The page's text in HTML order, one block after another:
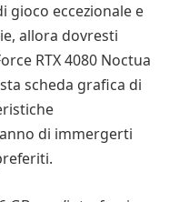
gioco eccezionale e
allora dovresti
RTX 4080 Noctua
scheda grafica di
di immergerti